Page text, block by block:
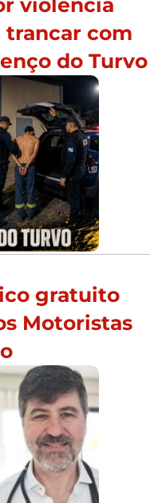
violência
trancar com
do Turvo
gratuito
Motoristas